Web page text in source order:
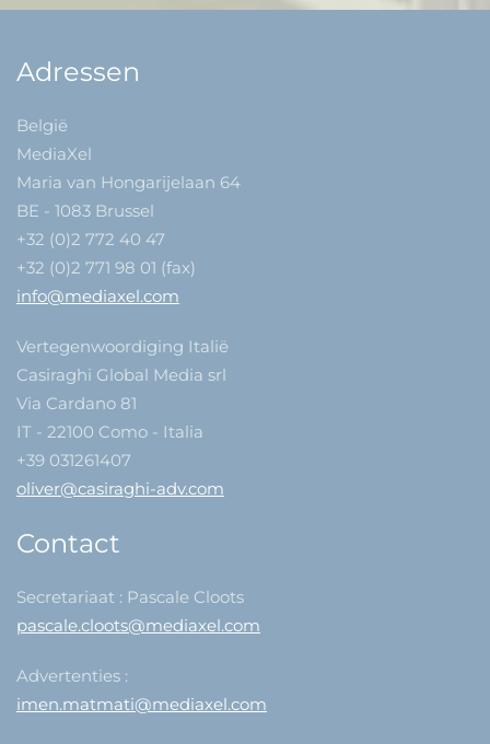
Adressen
België
MediaXel
Maria van Hongarijelaan 64
BE - 1083 Brussel
+32 (0)2 772 40 47
+32 (0)2 771 98 01 (fax)
info@mediaxel.com
Vertegenwoordiging Italië
Casiraghi Global Media srl
Via Cardano 81
IT - 22100 Como - Italia
+39 031261407
oliver@casiraghi-adv.com
Contact
Secretariaat : Pascale Cloots
pascale.cloots@mediaxel.com
Advertenties :
imen.matmati@mediaxel.com